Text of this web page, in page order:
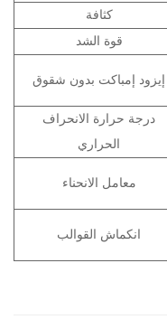
كثافة
قوة الشد
إيزود إمباكت بدون شقوق
درجة حرارة الانحراف
الحراري
معامل الانحناء
انكماش القوالب